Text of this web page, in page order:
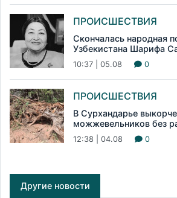
ПРОИСШЕСТВИЯ
Скончалась народная
Узбекистана Шарифа
10:37 | 05.08 0
ПРОИСШЕСТВИЯ
В Сурхандарье
можжевельников без
12:38 | 04.08 0
Другие новости